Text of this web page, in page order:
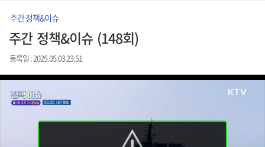
주간 정책&이슈
주간 정책&이슈 (148회)
등록일 : 2025.05.03 23:51